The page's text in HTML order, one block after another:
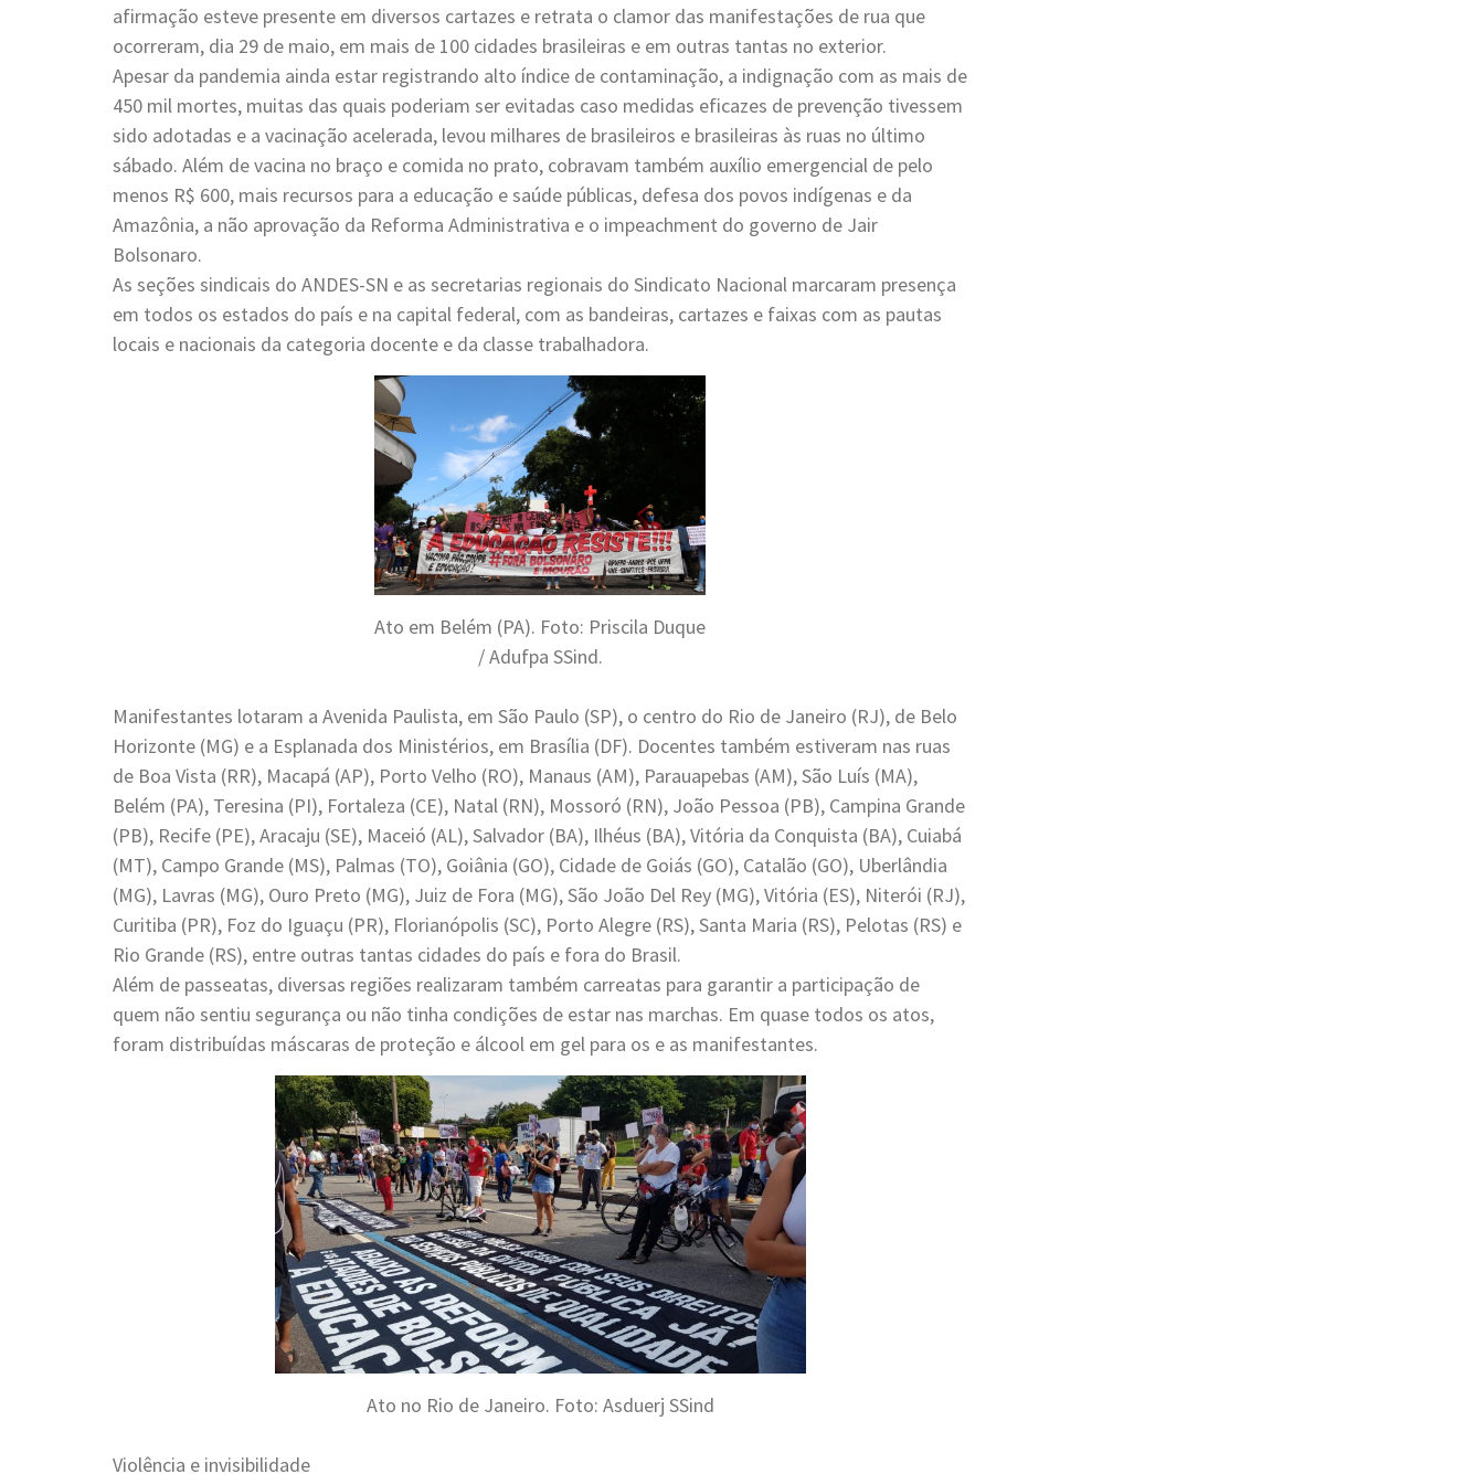
afirmação esteve presente em diversos cartazes e retrata o clamor das manifestações de rua que
ocorreram, dia 29 de maio, em mais de 100 cidades brasileiras e em outras tantas no exterior.
Apesar da pandemia ainda estar registrando alto índice de contaminação, a indignação com as mais de
450 mil mortes, muitas das quais poderiam ser evitadas caso medidas eficazes de prevenção tivessem
sido adotadas e a vacinação acelerada, levou milhares de brasileiros e brasileiras às ruas no último
sábado. Além de vacina no braço e comida no prato, cobravam também auxílio emergencial de pelo
menos R$ 600, mais recursos para a educação e saúde públicas, defesa dos povos indígenas e da
Amazônia, a não aprovação da Reforma Administrativa e o impeachment do governo de Jair
Bolsonaro.
As seções sindicais do ANDES-SN e as secretarias regionais do Sindicato Nacional marcaram presença
em todos os estados do país e na capital federal, com as bandeiras, cartazes e faixas com as pautas
locais e nacionais da categoria docente e da classe trabalhadora.
Ato em Belém (PA). Foto: Priscila Duque
/ Adufpa SSind.
Manifestantes lotaram a Avenida Paulista, em São Paulo (SP), o centro do Rio de Janeiro (RJ), de Belo
Horizonte (MG) e a Esplanada dos Ministérios, em Brasília (DF). Docentes também estiveram nas ruas
de Boa Vista (RR), Macapá (AP), Porto Velho (RO), Manaus (AM), Parauapebas (AM), São Luís (MA),
Belém (PA), Teresina (PI), Fortaleza (CE), Natal (RN), Mossoró (RN), João Pessoa (PB), Campina Grande
(PB), Recife (PE), Aracaju (SE), Maceió (AL), Salvador (BA), Ilhéus (BA), Vitória da Conquista (BA), Cuiabá
(MT), Campo Grande (MS), Palmas (TO), Goiânia (GO), Cidade de Goiás (GO), Catalão (GO), Uberlândia
(MG), Lavras (MG), Ouro Preto (MG), Juiz de Fora (MG), São João Del Rey (MG), Vitória (ES), Niterói (RJ),
Curitiba (PR), Foz do Iguaçu (PR), Florianópolis (SC), Porto Alegre (RS), Santa Maria (RS), Pelotas (RS) e
Rio Grande (RS), entre outras tantas cidades do país e fora do Brasil.
Além de passeatas, diversas regiões realizaram também carreatas para garantir a participação de
quem não sentiu segurança ou não tinha condições de estar nas marchas. Em quase todos os atos,
foram distribuídas máscaras de proteção e álcool em gel para os e as manifestantes.
Ato no Rio de Janeiro. Foto: Asduerj SSind
Violência e invisibilidade